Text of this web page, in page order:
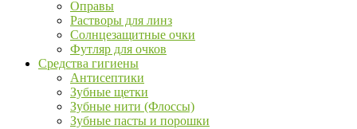
Оправы
Растворы для линз
Солнцезащитные очки
Футляр для очков
Средства гигиены
Антисептики
Зубные щетки
Зубные нити (Флоссы)
Зубные пасты и порошки